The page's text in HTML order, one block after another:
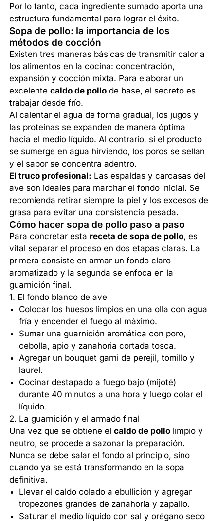
Por lo tanto, cada ingrediente sumado aporta una
estructura fundamental para lograr el éxito.
Sopa de pollo: la importancia de los
métodos de cocción
Existen tres maneras básicas de transmitir calor a
los alimentos en la cocina: concentración,
expansión y cocción mixta. Para elaborar un
excelentecaldo de pollo de base, el secreto es
trabajar desde frío.
Al calentar el agua de forma gradual, los jugos y
las proteínas se expanden de manera óptima
hacia el medio líquido. Al contrario, si el producto
se sumerge en agua hirviendo, los poros se sellan
y el sabor se concentra adentro.
El truco profesional: Las espaldas y carcasas del
ave son ideales para marchar el fondo inicial. Se
recomienda retirar siempre la piel y los excesos de
grasa para evitar una consistencia pesada.
Cómo hacer sopa de pollo paso a paso
Para concretar esta receta de sopa de pollo, es
vital separar el proceso en dos etapas claras. La
primera consiste en armar un fondo claro
aromatizado y la segunda se enfoca en la
guarnición final.
1. El fondo blanco de ave
Colocar los huesos limpios en una olla con agua
fría y encender el fuego al máximo.
Sumar una guarnición aromática con poro,
cebolla, apio y zanahoria cortada tosca.
Agregar un bouquet garni de perejil, tomillo y
laurel.
Cocinar destapado a fuego bajo (mijoté)
durante 40 minutos a una hora y luego colar el
líquido.
2. La guarnición y el armado final
Una vez que se obtiene elcaldo de pollo limpio y
neutro, se procede a sazonar la preparación.
Nunca se debe salar el fondo al principio, sino
cuando ya se está transformando en la sopa
definitiva.
Llevar el caldo colado a ebullición y agregar
tropezones grandes de zanahoria y zapallo.
Saturar el medio líquido con sal y orégano seco